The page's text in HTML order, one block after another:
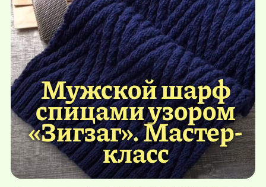
Мужской шарф
спицами узором
«Зигзаг». Мастер-
класс